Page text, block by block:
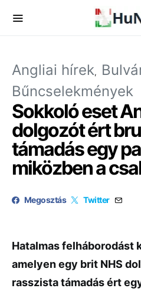
Angliai hírek
Bűncselekmények
Sokkoló eset
dolgozót ért
támadás egy
miközben a
Megosztás Twitter
Hatalmas felháborodást
amelyen egy brit NHS
rasszista támadás ért